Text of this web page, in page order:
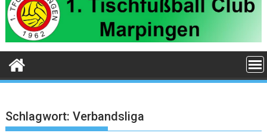
Schlagwort:Verbandsliga